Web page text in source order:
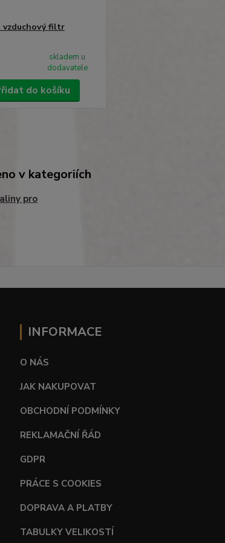
vzduchový filtr
skladem u
dodavatele
do košíku
v kategoriích
pro
INFORMACE
O NÁS
JAK NAKUPOVAT
OBCHODNÍ PODMÍNKY
REKLAMAČNÍ ŘÁD
GDPR
PRÁCE S COOKIES
DOPRAVA A PLATBY
TABULKY VELIKOSTÍ